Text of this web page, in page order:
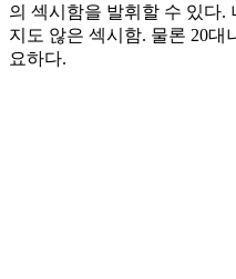
의 섹시함을 발휘할 수 있다.
지도 않은 섹시함. 물론 20대
요하다.